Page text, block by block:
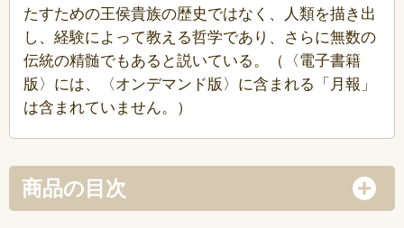
たすための王侯貴族の歴史ではなく、人類を描き出
し、経験によって教える哲学であり、さらに無数の
伝統の精髄でもあると説いている。（〈電子書籍
版〉には、〈オンデマンド版〉に含まれる「月報」
は含まれていません。）
商品の目次